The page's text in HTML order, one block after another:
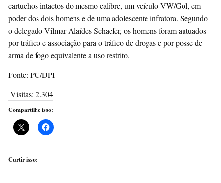
cartuchos intactos do mesmo calibre, um veículo VW/Gol, em
poder dos dois homens e de uma adolescente infratora. Segundo
o delegado Vilmar Alaídes Schaefer, os homens foram autuados
por tráfico e associação para o tráfico de drogas e por posse de
arma de fogo equivalente a uso restrito.
Fonte: PC/DPI
Visitas: 2.304
Compartilhe isso:
Curtir isso: